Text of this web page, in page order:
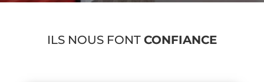
ILS NOUS FONT CONFIANCE